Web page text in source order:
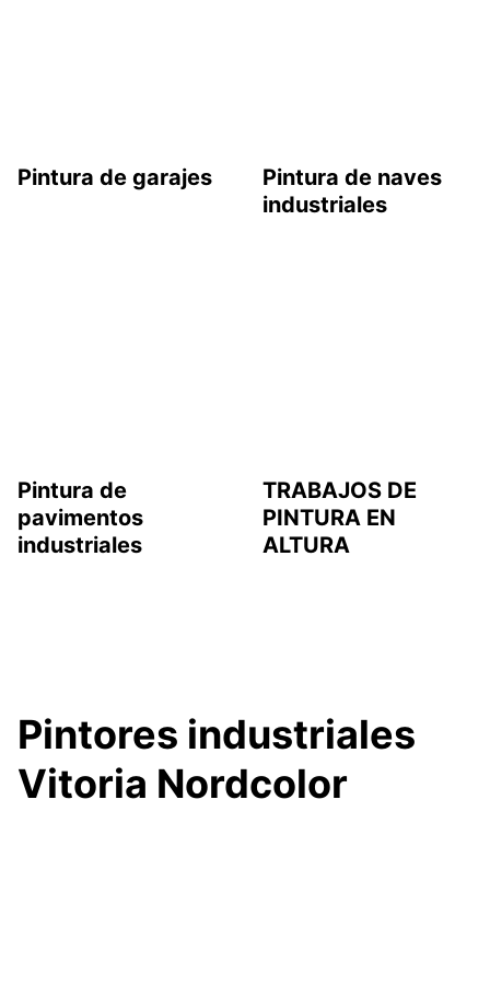
Pintura de garajes
Pintura de naves
industriales
Pintura de
pavimentos
industriales
TRABAJOS DE
PINTURA EN
ALTURA
Pintores industriales
Vitoria Nordcolor